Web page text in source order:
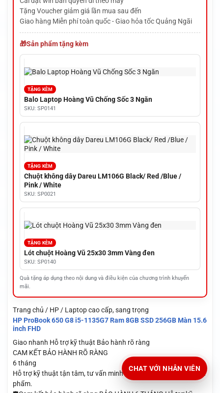
Tặng Voucher giảm giá lần mua sau đến
Giao hàng Miễn phí toàn quốc - Giao hỏa tốc Quảng Ngãi
Sản phẩm tặng kèm
TẶNG KÈM
Balo Laptop Hoàng Vũ Chống Sốc 3 Ngăn
SKU: SP0141
TẶNG KÈM
Chuột không dây Dareu LM106G Black/ Red /Blue /
Pink / White
SKU: SP0021
TẶNG KÈM
Lót chuột Hoàng Vũ 25x30 3mm Vàng đen
SKU: SP0140
Quà tặng áp dụng theo nội dung và điều kiện của chương trình khuyến
mãi.
Trang chủ / HP / Laptop cao cấp, sang trọng
HP ProBook 650 G8 i5-1135G7 Ram 8GB SSD 256GB Màn 15.6
inch FHD
Giao nhanh Hỗ trợ kỹ thuật Bảo hành rõ ràng
CAM KẾT BẢO HÀNH RÕ RÀNG
6 tháng
Hỗ trợ kỹ thuật tận tâm, tư vấn minh bạch, yên tâm khi mua sản
phẩm.
CHAT VỚI NHÂN VIÊN